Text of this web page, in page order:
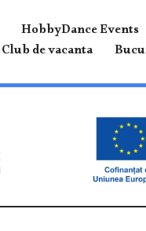
HobbyDance Events
Club de vacanta